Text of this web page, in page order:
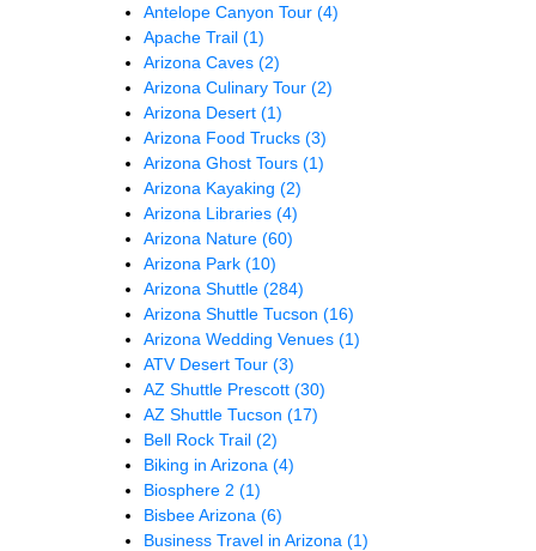
Antelope Canyon Tour (4)
Apache Trail (1)
Arizona Caves (2)
Arizona Culinary Tour (2)
Arizona Desert (1)
Arizona Food Trucks (3)
Arizona Ghost Tours (1)
Arizona Kayaking (2)
Arizona Libraries (4)
Arizona Nature (60)
Arizona Park (10)
Arizona Shuttle (284)
Arizona Shuttle Tucson (16)
Arizona Wedding Venues (1)
ATV Desert Tour (3)
AZ Shuttle Prescott (30)
AZ Shuttle Tucson (17)
Bell Rock Trail (2)
Biking in Arizona (4)
Biosphere 2 (1)
Bisbee Arizona (6)
Business Travel in Arizona (1)